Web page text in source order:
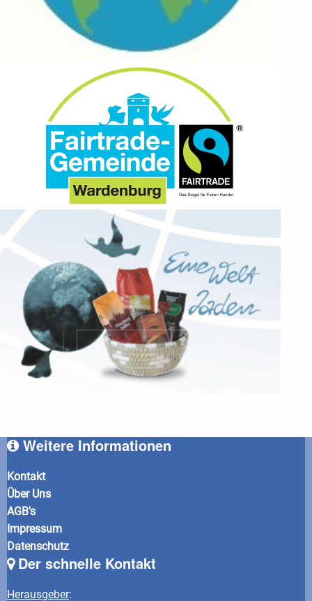
Weitere Informationen
Kontakt
Über Uns
AGB's
Impressum
Datenschutz
Der schnelle Kontakt
Herausgeber: